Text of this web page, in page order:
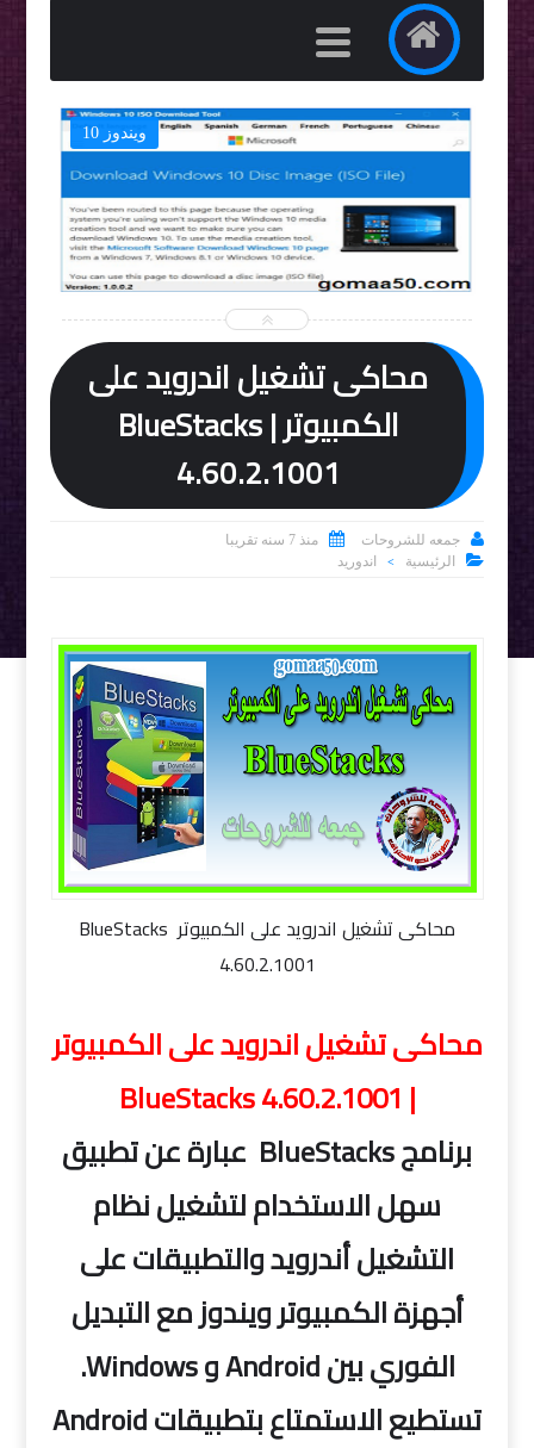
ويندوز 10
محاكى تشغيل اندرويد على
الكمبيوتر | BlueStacks
4.60.2.1001
 جمعه للشروحات 
منذ 7 سنه تقريبا

الرئيسية > اندوريد
محاكى تشغيل اندرويد على الكمبيوتر BlueStacks
4.60.2.1001
محاكى تشغيل اندرويد على الكمبيوتر
| BlueStacks 4.60.2.1001
برنامج BlueStacks عبارة عن تطبيق
سهل الاستخدام لتشغيل نظام
التشغيل أندرويد والتطبيقات على
أجهزة الكمبيوتر ويندوزمع التبديل
الفوري بين Android و Windows.
تستطيع الاستمتاع بتطبيقات Android